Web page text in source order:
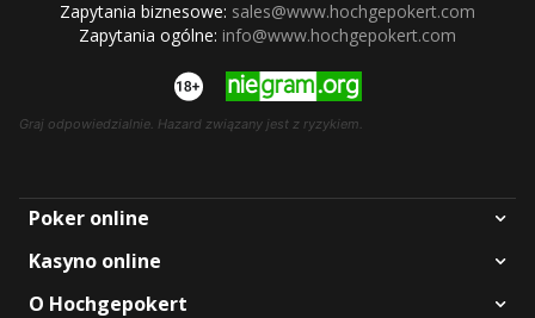
Zapytania biznesowe: sales@www.hochgepokert.com
Zapytania ogólne: info@www.hochgepokert.com
Graj odpowiedzialnie. Hazard związany jest z ryzykiem.
Poker online
Kasyno online
O Hochgepokert